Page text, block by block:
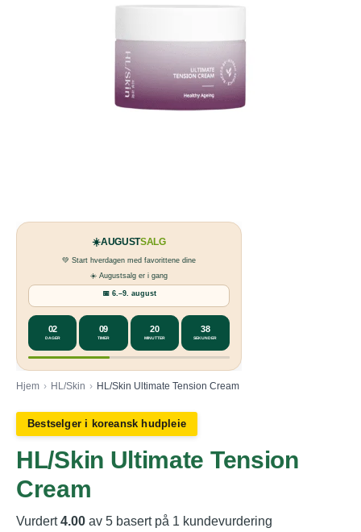
☀️AUGUSTSALG
💚 Start hverdagen med favorittene dine
☀️ Augustsalg er i gang
📅 6.–9. august
02
DAGER
09
TIMER
20
MINUTTER
38
SEKUNDER
Hjem › HL/Skin › HL/Skin Ultimate Tension Cream
Bestselger i koreansk hudpleie
HL/Skin Ultimate Tension
Cream
Vurdert4.00 av 5 basert på 1 kundevurdering